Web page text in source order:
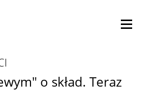
o skład. Teraz